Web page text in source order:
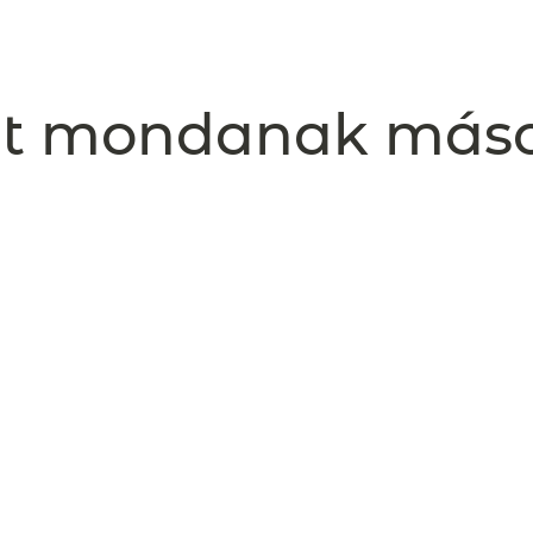
mondanak